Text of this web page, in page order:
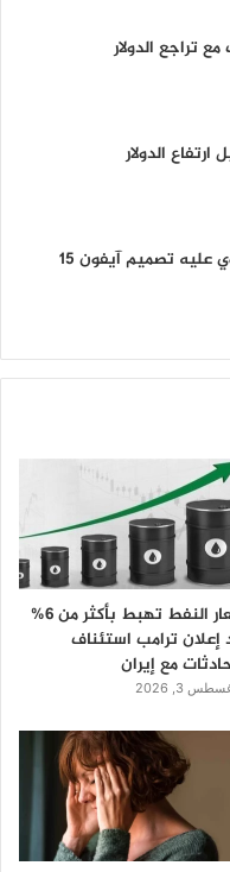
تراجع الدولار
الدولار
تصميم آيفون 15
أسعار النفط تهبط بأكثر من 6%
إعلان ترامب استئناف
مع إيران
3, 2026